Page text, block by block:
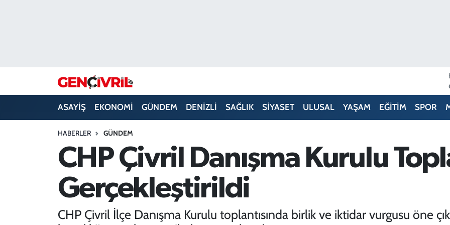
ASAYİŞ EKONOMİ GÜNDEM DENİZLİ SAĞLIK SİYASET ULUSAL YAŞAM EĞİTİM SPOR
HABERLER GÜNDEM
CHP Çivril Danışma Kurulu
Gerçekleştirildi
CHP Çivril İlçe Danışma Kurulu toplantısında birlik ve iktidar vurgusu öne
ULUSAL
SİYASET
Süper Lig Puan Durumu ve Fikstür
Haber Arşivi